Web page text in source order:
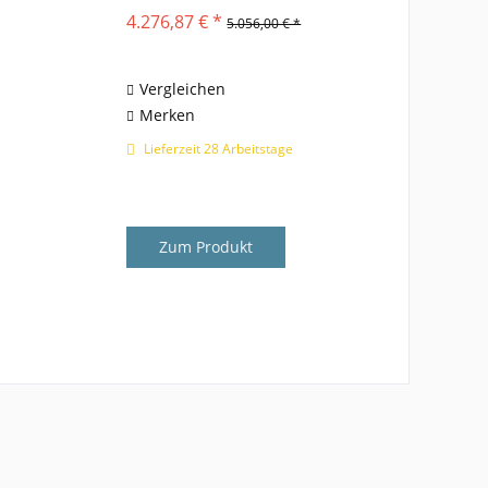
Gartenmöbel-Set Elba-Portofino?
Das Gartenmöbel-Set Elba-
Serien in...
4.276,87 € * 5.056,00 € *
Vergleichen
Merken
Lieferzeit 28 Arbeitstage
Zum Produkt